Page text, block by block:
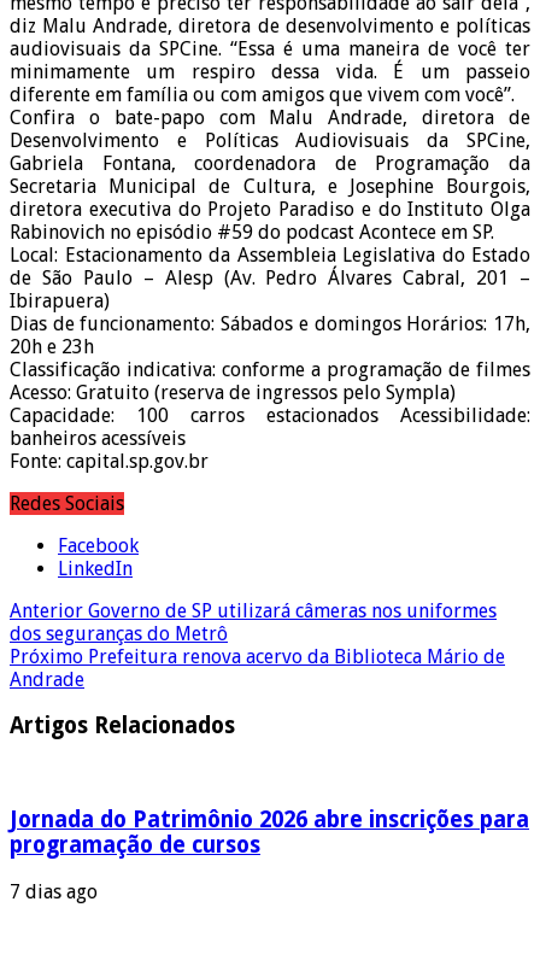
diz Malu Andrade, diretora de desenvolvimento e políticas
audiovisuais da SPCine. “Essa é uma maneira de você ter
minimamente um respiro dessa vida. É um passeio
diferente em família ou com amigos que vivem com você”.
Confira o bate-papo com Malu Andrade, diretora de
Desenvolvimento e Políticas Audiovisuais da SPCine,
Gabriela Fontana, coordenadora de Programação da
Secretaria Municipal de Cultura, e Josephine Bourgois,
diretora executiva do Projeto Paradiso e do Instituto Olga
Rabinovich no episódio #59 do podcast Acontece em SP.
Local: Estacionamento da Assembleia Legislativa do Estado
de São Paulo – Alesp (Av. Pedro Álvares Cabral, 201 –
Ibirapuera)
Dias de funcionamento: Sábados e domingos Horários: 17h,
20h e 23h
Classificação indicativa: conforme a programação de filmes
Acesso: Gratuito (reserva de ingressos pelo Sympla)
Capacidade: 100 carros estacionados Acessibilidade:
banheiros acessíveis
Fonte: capital.sp.gov.br
Redes Sociais
Facebook
LinkedIn
Anterior Governo de SP utilizará câmeras nos uniformes
dos seguranças do Metrô
Próximo Prefeitura renova acervo da Biblioteca Mário de
Andrade
Artigos Relacionados
Jornada do Patrimônio 2026 abre inscrições para
programação de cursos
7 dias ago